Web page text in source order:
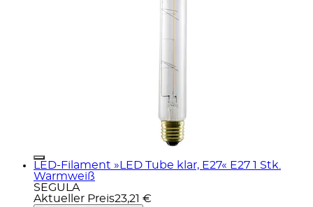
LED-Filament »LED Tube klar, E27« E27 1 Stk.
Warmweiß
SEGULA
Aktueller Preis23,21 €